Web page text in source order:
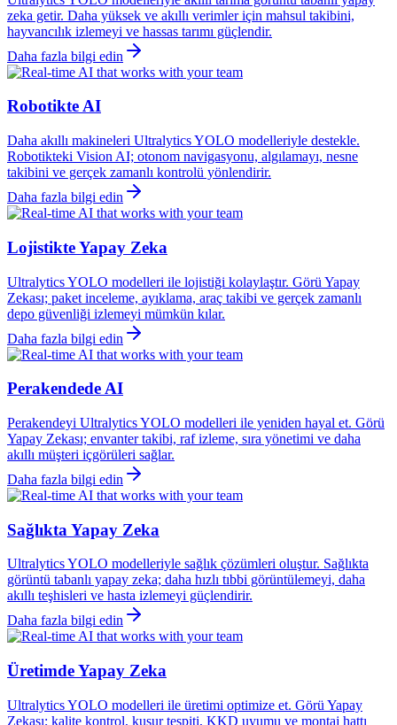
zeka getir. Daha yüksek ve akıllı verimler için mahsul takibini,
hayvancılık izlemeyi ve hassas tarımı güçlendir.
Daha fazla bilgi edin
Robotikte AI
Daha akıllı makineleri Ultralytics YOLO modelleriyle destekle.
Robotikteki Vision AI; otonom navigasyonu, algılamayı, nesne
takibini ve gerçek zamanlı kontrolü yönlendirir.
Daha fazla bilgi edin
Lojistikte Yapay Zeka
Ultralytics YOLO modelleri ile lojistiği kolaylaştır. Görü Yapay
Zekası; paket inceleme, ayıklama, araç takibi ve gerçek zamanlı
depo güvenliği izlemeyi mümkün kılar.
Daha fazla bilgi edin
Perakendede AI
Perakendeyi Ultralytics YOLO modelleri ile yeniden hayal et. Görü
Yapay Zekası; envanter takibi, raf izleme, sıra yönetimi ve daha
akıllı müşteri içgörüleri sağlar.
Daha fazla bilgi edin
Sağlıkta Yapay Zeka
Ultralytics YOLO modelleriyle sağlık çözümleri oluştur. Sağlıkta
görüntü tabanlı yapay zeka; daha hızlı tıbbi görüntülemeyi, daha
akıllı teşhisleri ve hasta izlemeyi güçlendirir.
Daha fazla bilgi edin
Üretimde Yapay Zeka
Ultralytics YOLO modelleri ile üretimi optimize et. Görü Yapay
Zekası; kalite kontrol, kusur tespiti, KKD uyumu ve montaj hattı